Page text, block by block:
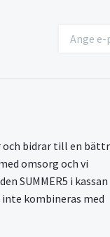
och bidrar till en
omsorg och vi
SUMMER5 i kassan
kombineras med